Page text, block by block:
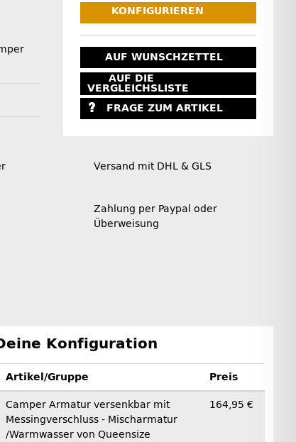
KONFIGURIEREN
AUF WUNSCHZETTEL
AUF DIE
VERGLEICHSLISTE
FRAGE ZUM ARTIKEL
Versand mit DHL & GLS
Zahlung per Paypal oder
Überweisung
Konfiguration
Artikel/Gruppe Preis
Camper Armatur versenkbar mit
Messingverschluss - Mischarmatur
/Warmwasser von Queensize
164,95 €